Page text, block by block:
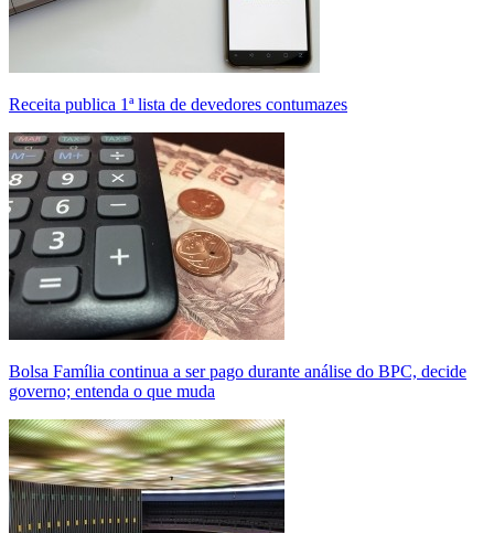
Receita publica 1ª lista de devedores contumazes
Bolsa Família continua a ser pago durante análise do BPC, decide
governo; entenda o que muda